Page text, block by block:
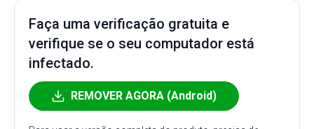
Faça uma verificação gratuita e
verifique se o seu computador está
infectado.
REMOVER AGORA (Android)